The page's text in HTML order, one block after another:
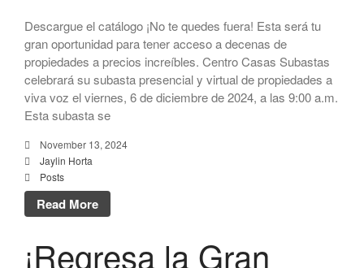
Descargue el catálogo ¡No te quedes fuera! Esta será tu
gran oportunidad para tener acceso a decenas de
propiedades a precios increíbles. Centro Casas Subastas
celebrará su subasta presencial y virtual de propiedades a
viva voz el viernes, 6 de diciembre de 2024, a las 9:00 a.m.
Esta subasta se
November 13, 2024
Jaylin Horta
Posts
Read More
¡Regresa la Gran